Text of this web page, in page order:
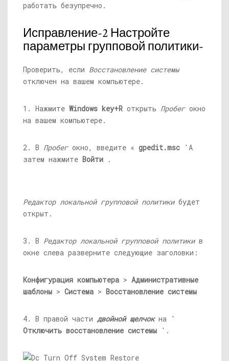
работать безупречно.
Исправление-2 Настройте
параметры групповой политики-
Проверить, если Восстановление системы
отключен на вашем компьютере.
1. Нажмите Windows key+R открыть Пробегокно
на вашем компьютере.
2. В Пробегокно, введите « gpedit.msc 'А
затем нажмите Войти .
Редактор локальной групповой политикибудет
открыт.
3. В Редактор локальной групповой политикив
окне слева разверните следующие заголовки:
Конфигурация компьютера > Административные
шаблоны > Система > Восстановление системы
4. В правой части двойной щелчок на '
Отключить восстановление системы '.